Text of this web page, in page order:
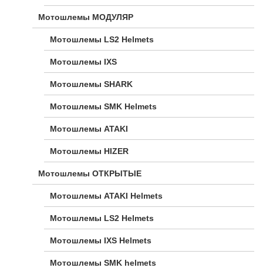
Мотошлемы МОДУЛЯР
Мотошлемы LS2 Helmets
Мотошлемы IXS
Мотошлемы SHARK
Мотошлемы SMK Helmets
Мотошлемы ATAKI
Мотошлемы HIZER
Мотошлемы ОТКРЫТЫЕ
Мотошлемы ATAKI Helmets
Мотошлемы LS2 Helmets
Мотошлемы IXS Helmets
Мотошлемы SMK helmets